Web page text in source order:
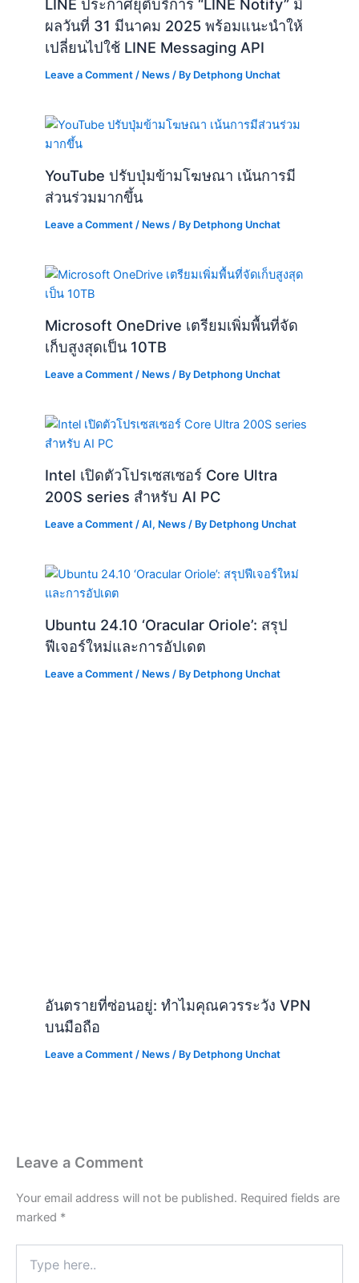
LINE ประกาศยุติบริการ “LINE Notify” มี
ผลวันที่ 31 มีนาคม 2025 พร้อมแนะนำให้
เปลี่ยนไปใช้ LINE Messaging API
Leave a Comment / News / By Detphong Unchat
YouTube ปรับปุ่มข้ามโฆษณา เน้นการมี
ส่วนร่วมมากขึ้น
Leave a Comment / News / By Detphong Unchat
Microsoft OneDrive เตรียมเพิ่มพื้นที่จัด
เก็บสูงสุดเป็น 10TB
Leave a Comment / News / By Detphong Unchat
Intel เปิดตัวโปรเซสเซอร์ Core Ultra
200S series สำหรับ AI PC
Leave a Comment /AI, News / By Detphong Unchat
Ubuntu 24.10 ‘Oracular Oriole’: สรุป
ฟีเจอร์ใหม่และการอัปเดต
Leave a Comment / News / By Detphong Unchat
Name*